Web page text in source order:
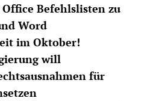
Befehlslisten zu
Word
im Oktober!
will
für